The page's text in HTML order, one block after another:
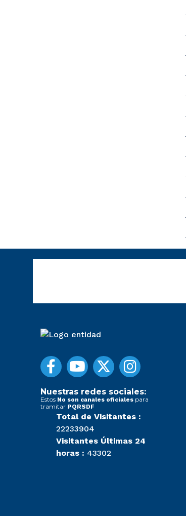
Nuestras redes sociales:
Estos No son canales oficiales para
tramitar PQRSDF
Total de Visitantes :
22233904
Visitantes Últimas 24
horas : 43302